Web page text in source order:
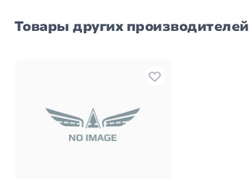
Товары других производителей